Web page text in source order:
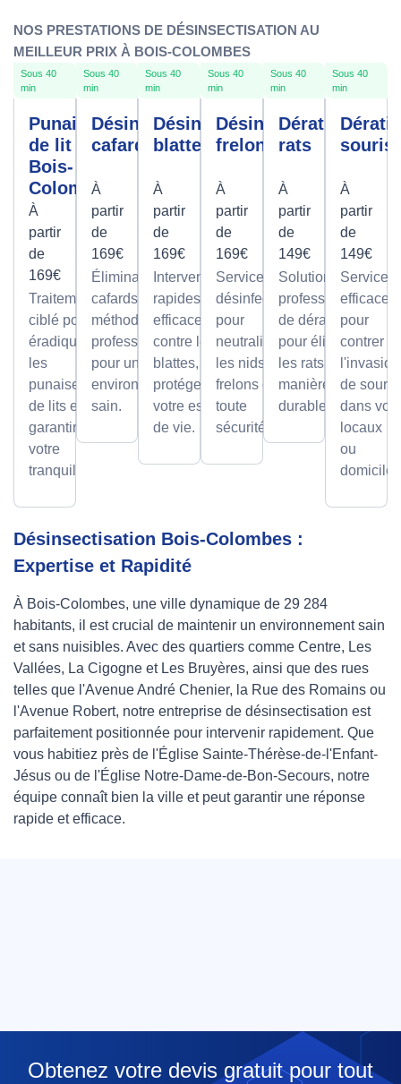
NOS PRESTATIONS DE DÉSINSECTISATION AU
MEILLEUR PRIX À BOIS-COLOMBES
Sous 40
min
Punaises
de lit
Bois-
Colombes
À
partir
de
169€
Traitement
ciblé pour
éradiquer
les
punaises
de lits et
garantir
votre
tranquillité.
Sous 40
min
Désinfection
cafards
À
partir
de
169€
Élimination des
cafards avec des
méthodes
professionnelles,
pour un
environnement
sain.
Sous 40
min
Désinfection
blattes
À
partir
de
169€
Interventions
rapides et
efficaces
contre les
blattes, pour
protéger
votre espace
de vie.
Sous 40
min
Désinfection
frelons
À
partir
de
169€
Services de
désinfection
pour
neutraliser
les nids de
frelons en
toute
sécurité.
Sous 40
min
Dératisation
rats
À
partir
de
149€
Solutions
professionnelles
de dératisation
pour éliminer
les rats de
manière sûre et
durable.
Sous 40
min
souris
À
partir
de
149€
Services
efficaces
pour
contrer
l'invasion
de souris
dans vos
locaux
ou
domicile.
Désinsectisation Bois-Colombes :
Expertise et Rapidité
À Bois-Colombes, une ville dynamique de 29 284
habitants, il est crucial de maintenir un environnement sain
et sans nuisibles. Avec des quartiers comme Centre, Les
Vallées, La Cigogne et Les Bruyères, ainsi que des rues
telles que l'Avenue André Chenier, la Rue des Romains ou
l'Avenue Robert, notre entreprise de désinsectisation est
parfaitement positionnée pour intervenir rapidement. Que
vous habitiez près de l'Église Sainte-Thérèse-de-l'Enfant-
Jésus ou de l'Église Notre-Dame-de-Bon-Secours, notre
équipe connaît bien la ville et peut garantir une réponse
rapide et efficace.
Obtenez votre devis gratuit pour tout